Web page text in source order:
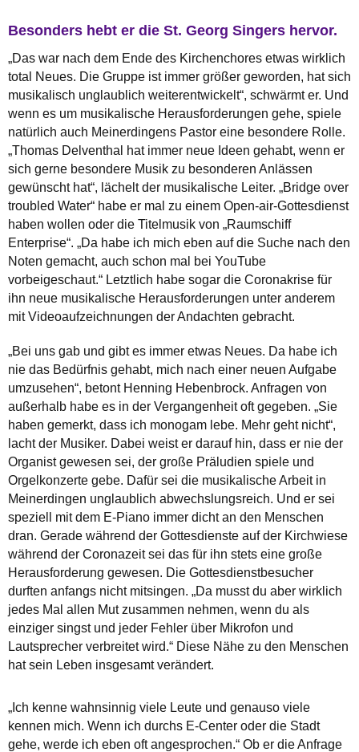
Besonders hebt er die St. Georg Singers hervor.
„Das war nach dem Ende des Kirchenchores etwas wirklich
total Neues. Die Gruppe ist immer größer geworden, hat sich
musikalisch unglaublich weiterentwickelt“, schwärmt er. Und
wenn es um musikalische Herausforderungen gehe, spiele
natürlich auch Meinerdingens Pastor eine besondere Rolle.
„Thomas Delventhal hat immer neue Ideen gehabt, wenn er
sich gerne besondere Musik zu besonderen Anlässen
gewünscht hat“, lächelt der musikalische Leiter. „Bridge over
troubled Water“ habe er mal zu einem Open-air-Gottesdienst
haben wollen oder die Titelmusik von „Raumschiff
Enterprise“. „Da habe ich mich eben auf die Suche nach den
Noten gemacht, auch schon mal bei YouTube
vorbeigeschaut.“ Letztlich habe sogar die Coronakrise für
ihn neue musikalische Herausforderungen unter anderem
mit Videoaufzeichnungen der Andachten gebracht.
„Bei uns gab und gibt es immer etwas Neues. Da habe ich
nie das Bedürfnis gehabt, mich nach einer neuen Aufgabe
umzusehen“, betont Henning Hebenbrock. Anfragen von
außerhalb habe es in der Vergangenheit oft gegeben. „Sie
haben gemerkt, dass ich monogam lebe. Mehr geht nicht“,
lacht der Musiker. Dabei weist er darauf hin, dass er nie der
Organist gewesen sei, der große Präludien spiele und
Orgelkonzerte gebe. Dafür sei die musikalische Arbeit in
Meinerdingen unglaublich abwechslungsreich. Und er sei
speziell mit dem E-Piano immer dicht an den Menschen
dran. Gerade während der Gottesdienste auf der Kirchwiese
während der Coronazeit sei das für ihn stets eine große
Herausforderung gewesen. Die Gottesdienstbesucher
durften anfangs nicht mitsingen. „Da musst du aber wirklich
jedes Mal allen Mut zusammen nehmen, wenn du als
einziger singst und jeder Fehler über Mikrofon und
Lautsprecher verbreitet wird.“ Diese Nähe zu den Menschen
hat sein Leben insgesamt verändert.
„Ich kenne wahnsinnig viele Leute und genauso viele
kennen mich. Wenn ich durchs E-Center oder die Stadt
gehe, werde ich eben oft angesprochen.“ Ob er die Anfrage